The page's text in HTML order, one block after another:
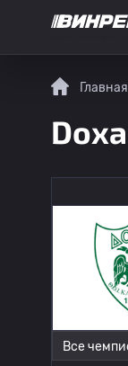
Главная
Все